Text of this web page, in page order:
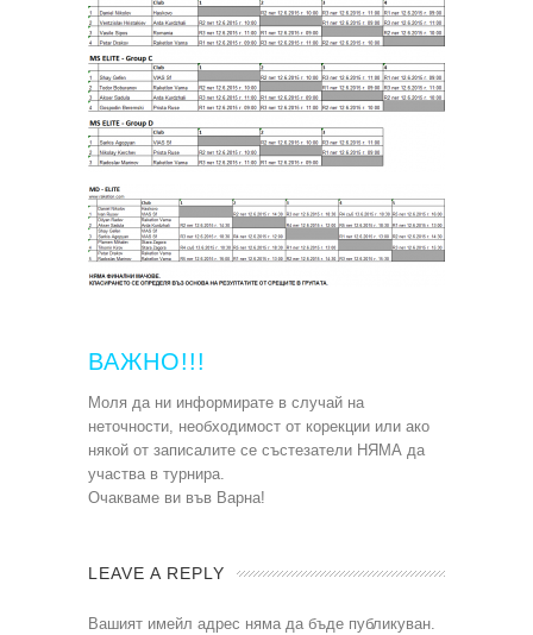
ВАЖНО!!!
Моля да ни информирате в случай на
неточности, необходимост от корекции или ако
някой от записалите се състезатели НЯМА да
участва в турнира.
Очакваме ви във Варна!
LEAVE A REPLY
Вашият имейл адрес няма да бъде публикуван.